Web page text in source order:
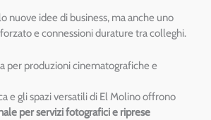
nuove idee di business, ma anche uno
e connessioni durature tra colleghi.
per produzioni cinematografiche e
e gli spazi versatili di El Molino offrono
per servizi fotografici e riprese